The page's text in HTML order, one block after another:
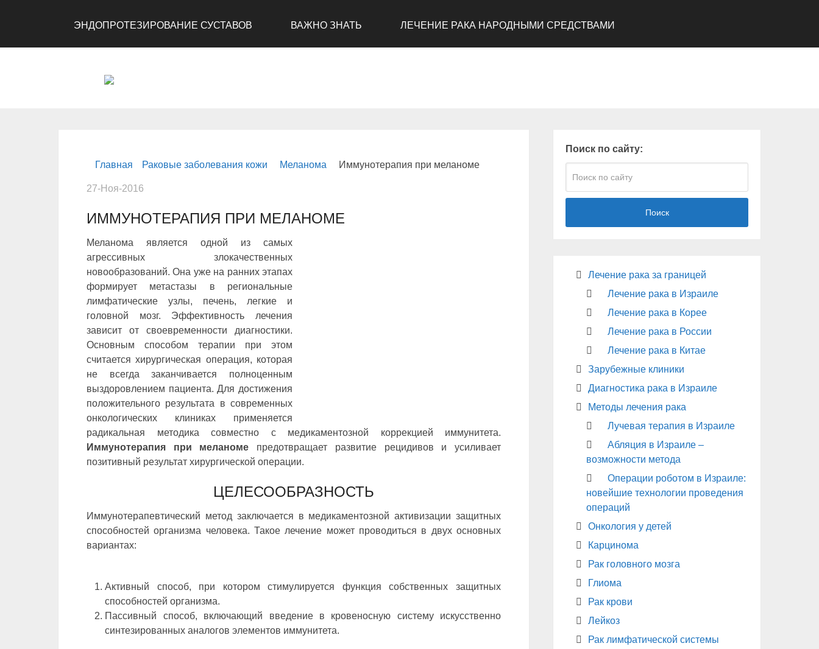
ЭНДОПРОТЕЗИРОВАНИЕ СУСТАВОВ ВАЖНО ЗНАТЬ ЛЕЧЕНИЕ РАКА НАРОДНЫМИ СРЕДСТВАМИ
Главная Раковые заболевания кожи Меланома Иммунотерапия при меланоме
27-Ноя-2016
ИММУНОТЕРАПИЯ ПРИ МЕЛАНОМЕ
Меланома является одной из самых
агрессивных злокачественных
новообразований. Она уже на ранних этапах
формирует метастазы в региональные
лимфатические узлы, печень, легкие и
головной мозг. Эффективность лечения
зависит от своевременности диагностики.
Основным способом терапии при этом
считается хирургическая операция, которая
не всегда заканчивается полноценным
выздоровлением пациента. Для достижения
положительного результата в современных
онкологических клиниках применяется
радикальная методика совместно с медикаментозной коррекцией иммунитета.
Иммунотерапия при меланоме предотвращает развитие рецидивов и усиливает
позитивный результат хирургической операции.
ЦЕЛЕСООБРАЗНОСТЬ
Иммунотерапевтический метод заключается в медикаментозной активизации защитных
способностей организма человека. Такое лечение может проводиться в двух основных
вариантах:
Активный способ, при котором стимулируется функция собственных защитных
способностей организма.
Пассивный способ, включающий введение в кровеносную систему искусственно
синтезированных аналогов элементов иммунитета.
Поиск по сайту:
Поиск
Лечение рака за границей
Лечение рака в Израиле
Лечение рака в Корее
Лечение рака в России
Лечение рака в Китае
Зарубежные клиники
Диагностика рака в Израиле
Методы лечения рака
Лучевая терапия в Израиле
Абляция в Израиле –
возможности метода
Операции роботом в Израиле:
новейшие технологии проведения
операций
Онкология у детей
Карцинома
Рак головного мозга
Глиома
Рак крови
Лейкоз
Рак лимфатической системы